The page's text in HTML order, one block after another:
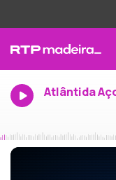
Atlântida